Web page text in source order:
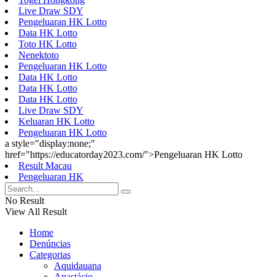
Live Draw SDY
Pengeluaran HK Lotto
Data HK Lotto
Toto HK Lotto
Nenektoto
Pengeluaran HK Lotto
Data HK Lotto
Data HK Lotto
Data HK Lotto
Live Draw SDY
Keluaran HK Lotto
Pengeluaran HK Lotto
a style="display:none;"
href="https://educatorday2023.com/">Pengeluaran HK Lotto
Result Macau
Pengeluaran HK
No Result
View All Result
Home
Denúncias
Categorias
Aquidauana